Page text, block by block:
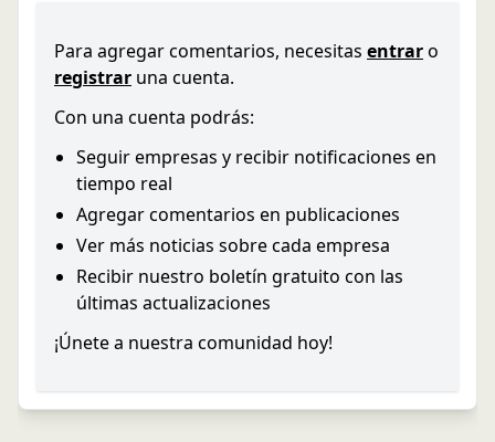
Para agregar comentarios, necesitas entraro
registrar una cuenta.
Con una cuenta podrás:
Seguir empresas y recibir notificaciones en
tiempo real
Agregar comentarios en publicaciones
Ver más noticias sobre cada empresa
Recibir nuestro boletín gratuito con las
últimas actualizaciones
¡Únete a nuestra comunidad hoy!